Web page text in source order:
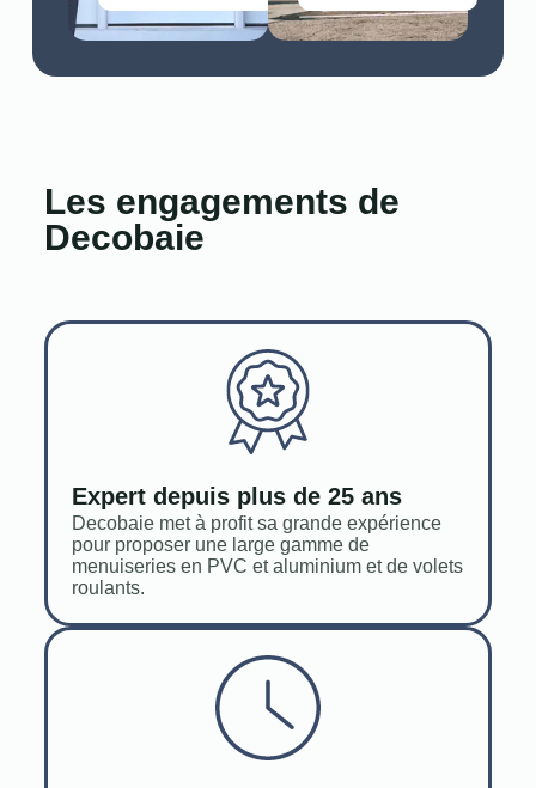
Les engagements de
Decobaie
Expert depuis plus de 25 ans
Decobaie met à profit sa grande expérience
pour proposer une large gamme de
menuiseries en PVC et aluminium et de volets
roulants.